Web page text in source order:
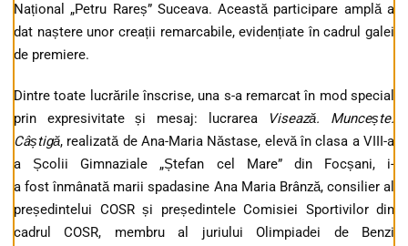
Național „Petru Rareș” Suceava. Această participare amplă a
dat naștere unor creații remarcabile, evidențiate în cadrul galei
de premiere.
Dintre toate lucrările înscrise, una s-a remarcat în mod special
prin expresivitate și mesaj: lucrarea
Visează. Muncește.
Câștigă, realizată de Ana-Maria Năstase, elevă în clasa a VIII-a
a Școlii Gimnaziale „Ștefan cel Mare” din Focșani, i-
a fost înmânată marii spadasine Ana Maria Brânză, consilier al
președintelui COSR și președintele Comisiei Sportivilor din
cadrul COSR, membru al juriului Olimpiadei de Benzi